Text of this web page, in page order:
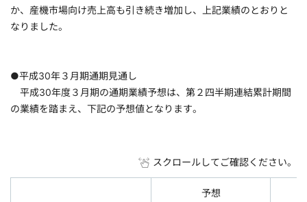
か、産機市場向け売上高も引き続き増加し、上記業績のとおりと
なりました。
●平成30年３月期通期見通し
平成30年度３月期の通期業績予想は、第２四半期連結累計期間
の業績を踏まえ、下記の予想値となります。
スクロールしてご確認ください。
予想